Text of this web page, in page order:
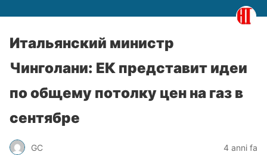
Итальянский министр
Чинголани: ЕК представит идеи
по общему потолку цен на газ в
сентябре
GC 4 anni fa